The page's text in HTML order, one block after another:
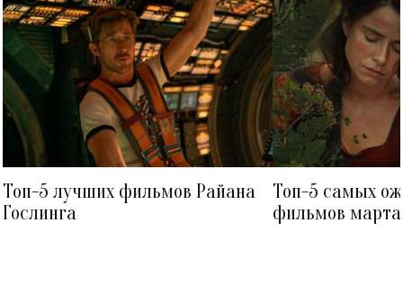
Топ-5 лучших фильмов Райана
Гослинга
Топ-5 самых
фильмов